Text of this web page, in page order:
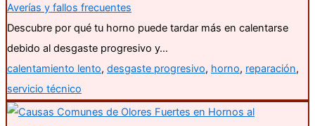
Averías y fallos frecuentes
Descubre por qué tu horno puede tardar más en calentarse
debido al desgaste progresivo y…
calentamiento lento, desgaste progresivo, horno, reparación,
servicio técnico